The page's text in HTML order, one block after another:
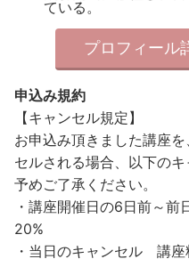
ている。
プロフィール
申込み規約
【キャンセル規定】
お申込み頂きました講座
セルされる場合、以下の
予めご了承ください。
・講座開催日の6日前～
20%
・当日のキャンセル 講座